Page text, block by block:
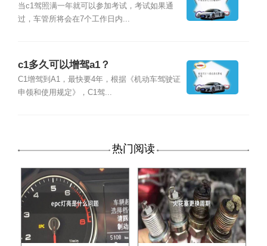
当c1驾照满一年就可以参加考试，考试如果通
过，车管所将会在7个工作日内...
c1多久可以增驾a1？
C1增驾到A1，最快要4年，根据《机动车驾驶证
申领和使用规定》，C1驾...
热门阅读